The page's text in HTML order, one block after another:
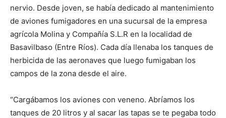
nervio. Desde joven, se había dedicado al mantenimiento
de aviones fumigadores en una sucursal de la empresa
agrícola Molina y Compañía S.L.R en la localidad de
Basavilbaso (Entre Ríos). Cada día llenaba los tanques de
herbicida de las aeronaves que luego fumigaban los
campos de la zona desde el aire.
“Cargábamos los aviones con veneno. Abríamos los
tanques de 20 litros y al sacar las tapas se te pegaba todo